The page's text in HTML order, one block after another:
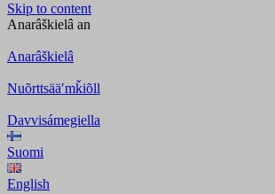
Skip to content
Anarâškielâ an
Anarâškielâ
Nuõrttsääʹmǩiõll
Davvisámegiella
Suomi
English